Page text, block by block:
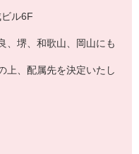
ル6F
、堺、和歌山、岡山にも
上、配属先を決定いたし